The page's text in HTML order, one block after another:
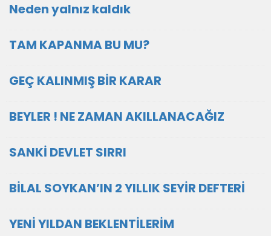
Neden yalnız kaldık
TAM KAPANMA BU MU?
GEÇ KALINMIŞ BİR KARAR
BEYLER ! NE ZAMAN AKILLANACAĞIZ
SANKİ DEVLET SIRRI
BİLAL SOYKAN’IN 2 YILLIK SEYİR DEFTERİ
YENİ YILDAN BEKLENTİLERİM